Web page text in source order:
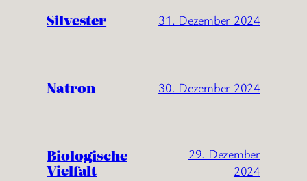
Silvester 31. Dezember 2024
Natron 30. Dezember 2024
Biologische
Vielfalt
29. Dezember
2024